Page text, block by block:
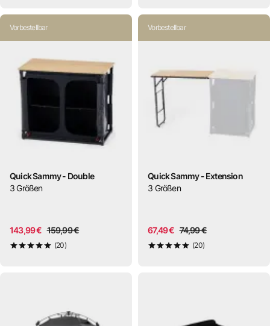
Vorbestellbar
Quick Sammy - Double
3 Größen
143,99 € 159,99 €
5 von 5
(20)
Vorbestellbar
Quick Sammy - Extension
3 Größen
67,49 € 74,99 €
5 von 5
(20)